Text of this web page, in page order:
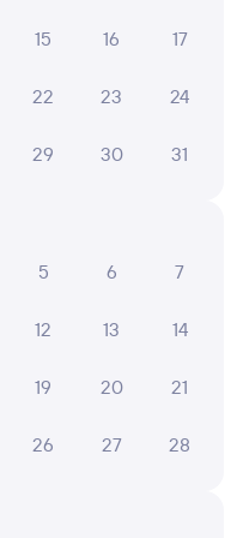
чень комфортно в
15 16 17
22 23 24
29 30 31
5 6 7
12 13 14
19 20 21
26 27 28